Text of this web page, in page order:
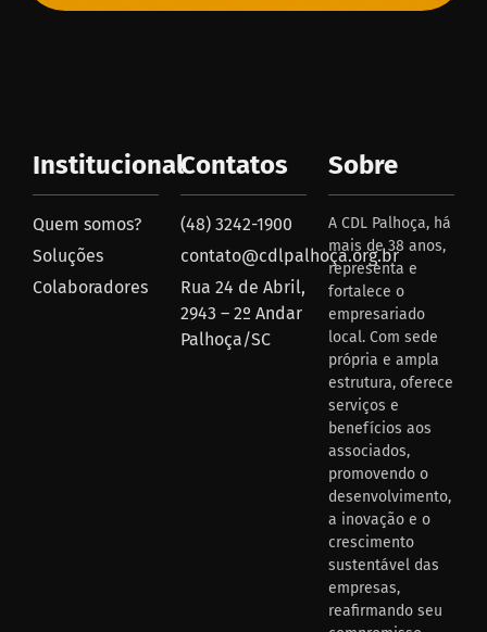
Institucional
Quem somos?
Soluções
Colaboradores
Contatos
(48) 3242-1900
contato@cdlpalhoça.org.br
Rua 24 de Abril,
2943 – 2º Andar
Palhoça/SC
Sobre
A CDL Palhoça, há
mais de 38 anos,
representa e
fortalece o
empresariado
local. Com sede
própria e ampla
estrutura, oferece
serviços e
benefícios aos
associados,
promovendo o
desenvolvimento,
a inovação e o
crescimento
sustentável das
empresas,
reafirmando seu